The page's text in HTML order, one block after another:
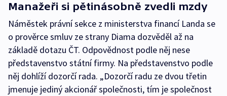
Manažeři si pětinásobně zvedli mzdy
Náměstek právní sekce z ministerstva financí Landa se
o prověrce smluv ze strany Diama dozvěděl až na
základě dotazu ČT. Odpovědnost podle něj nese
představenstvo státní firmy. Na představenstvo podle
něj dohlíží dozorčí rada. „Dozorčí radu ze dvou třetin
jmenuje jediný akcionář společnosti, tím je společnost